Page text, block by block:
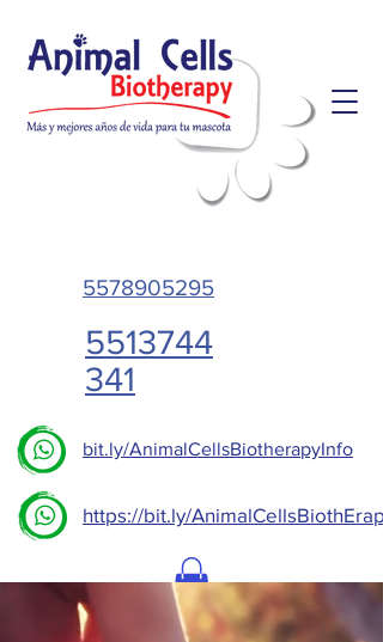
5578905295
bit.ly/AnimalCellsBiotherapyInfo
https://bit.ly/AnimalCellsBiothErapy
5513744
341